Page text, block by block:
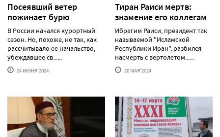
Посеявший ветер
пожинает бурю
В России начался курортный
сезон. Но, похоже, не так, как
рассчитывало ее начальство,
убеждавшее св......
24 ИЮНЯ'2024
Тиран Раиси мертв:
знамение его коллегам
Ибрагим Раиси, президент так
называемой "Исламской
Республики Иран", разбился
насмерть с вертолетом......
20 МАЯ'2024